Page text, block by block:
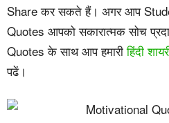
Share कर सकते हैं। अगर आप
Quotes आपको सकारात्मक सोच
Quotes के साथ आप हमारीहिंदी
पढें।